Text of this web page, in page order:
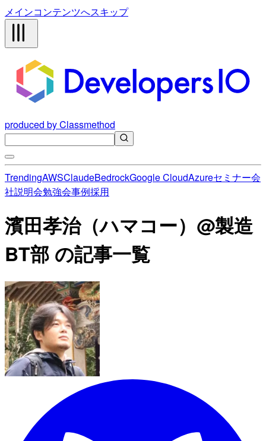
メインコンテンツへスキップ
produced by Classmethod
TrendingAWSClaudeBedrockGoogle CloudAzureセミナー会
社説明会勉強会事例採用
濱田孝治（ハマコー）@製造
BT部 の記事一覧